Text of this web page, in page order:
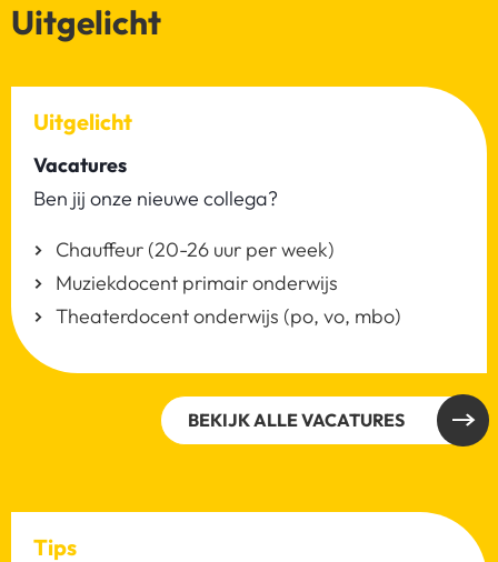
Uitgelicht
Uitgelicht
Vacatures
Ben jij onze nieuwe collega?
Chauffeur (20-26 uur per week)
Muziekdocent primair onderwijs
Theaterdocent onderwijs (po, vo, mbo)
BEKIJK ALLE VACATURES
Tips